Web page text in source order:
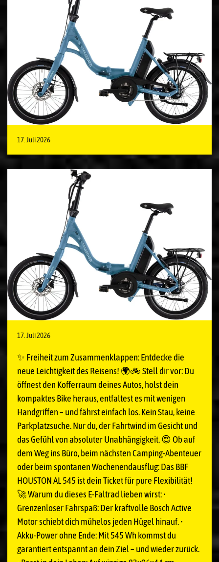
17. Juli 2026
17. Juli 2026
✨ Freiheit zum Zusammenklappen: Entdecke die
neue Leichtigkeit des Reisens! 🌍🚲 Stell dir vor: Du
öffnest den Kofferraum deines Autos, holst dein
kompaktes Bike heraus, entfaltest es mit wenigen
Handgriffen – und fährst einfach los. Kein Stau, keine
Parkplatzsuche. Nur du, der Fahrtwind im Gesicht und
das Gefühl von absoluter Unabhängigkeit. 😍 Ob auf
dem Weg ins Büro, beim nächsten Camping-Abenteuer
oder beim spontanen Wochenendausflug: Das BBF
HOUSTON AL 545 ist dein Ticket für pure Flexibilität!
🚀 Warum du dieses E-Faltrad lieben wirst: •
Grenzenloser Fahrspaß: Der kraftvolle Bosch Active
Motor schiebt dich mühelos jeden Hügel hinauf. •
Akku-Power ohne Ende: Mit 545 Wh kommst du
garantiert entspannt an dein Ziel – und wieder zurück.